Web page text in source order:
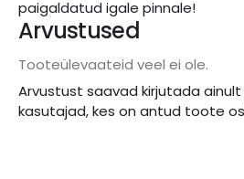
paigaldatud igale pinnale!
Arvustused
Tooteülevaateid veel ei ole.
Arvustust saavad kirjutada
kasutajad, kes on antud toote